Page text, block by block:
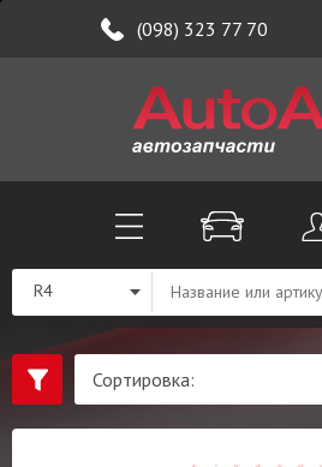
(098) 323 77 70
R4